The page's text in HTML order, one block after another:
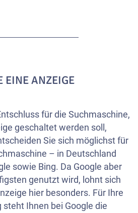
EINE ANZEIGE
für die Suchmaschine,
geschaltet werden soll,
Sie sich möglichst für
– in Deutschland
sowie Bing. Da Google aber
genutzt wird, lohnt sich
hier besonders. Für Ihre
Ihnen bei Google die